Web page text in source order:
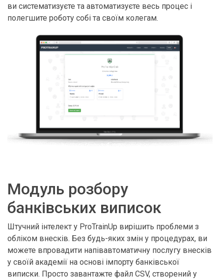
ви систематизуєте та автоматизуєте весь процес і
полегшите роботу собі та своїм колегам.
Модуль розбору
банківських виписок
Штучний інтелект у ProTrainUp вирішить проблеми з
обліком внесків. Без будь-яких змін у процедурах, ви
можете впровадити напівавтоматичну послугу внесків
у своїй академії на основі імпорту банківської
виписки. Просто завантажте файл CSV, створений у